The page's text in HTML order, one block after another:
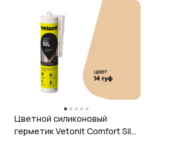
Цветной силиконовый
герметик Vetonit Comfort Sil,